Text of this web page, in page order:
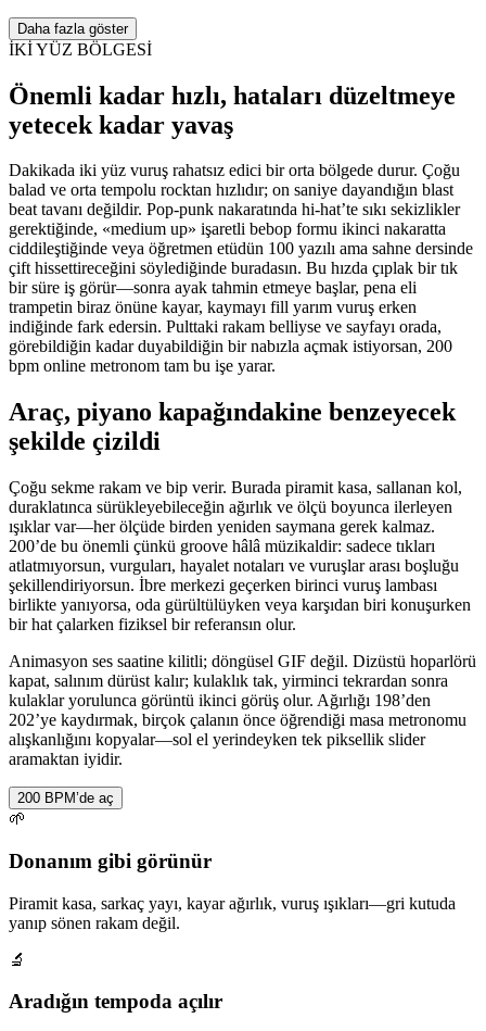
Daha fazla göster
İKİ YÜZ BÖLGESİ
Önemli kadar hızlı, hataları düzeltmeye
yetecek kadar yavaş
Dakikada iki yüz vuruş rahatsız edici bir orta bölgede durur. Çoğu
balad ve orta tempolu rocktan hızlıdır; on saniye dayandığın blast
beat tavanı değildir. Pop-punk nakaratında hi-hat’te sıkı sekizlikler
gerektiğinde, «medium up» işaretli bebop formu ikinci nakaratta
ciddileştiğinde veya öğretmen etüdün 100 yazılı ama sahne dersinde
çift hissettireceğini söylediğinde buradasın. Bu hızda çıplak bir tık
bir süre iş görür—sonra ayak tahmin etmeye başlar, pena eli
trampetin biraz önüne kayar, kaymayı fill yarım vuruş erken
indiğinde fark edersin. Pulttaki rakam belliyse ve sayfayı orada,
görebildiğin kadar duyabildiğin bir nabızla açmak istiyorsan, 200
bpm online metronom tam bu işe yarar.
Araç, piyano kapağındakine benzeyecek
şekilde çizildi
Çoğu sekme rakam ve bip verir. Burada piramit kasa, sallanan kol,
duraklatınca sürükleyebileceğin ağırlık ve ölçü boyunca ilerleyen
ışıklar var—her ölçüde birden yeniden saymana gerek kalmaz.
200’de bu önemli çünkü groove hâlâ müzikaldir: sadece tıkları
atlatmıyorsun, vurguları, hayalet notaları ve vuruşlar arası boşluğu
şekillendiriyorsun. İbre merkezi geçerken birinci vuruş lambası
birlikte yanıyorsa, oda gürültülüyken veya karşıdan biri konuşurken
bir hat çalarken fiziksel bir referansın olur.
Animasyon ses saatine kilitli; döngüsel GIF değil. Dizüstü hoparlörü
kapat, salınım dürüst kalır; kulaklık tak, yirminci tekrardan sonra
kulaklar yorulunca görüntü ikinci görüş olur. Ağırlığı 198’den
202’ye kaydırmak, birçok çalanın önce öğrendiği masa metronomu
alışkanlığını kopyalar—sol el yerindeyken tek piksellik slider
aramaktan iyidir.
200 BPM’de aç
🌱
Donanım gibi görünür
Piramit kasa, sarkaç yayı, kayar ağırlık, vuruş ışıkları—gri kutuda
yanıp sönen rakam değil.
🔬
Aradığın tempoda açılır